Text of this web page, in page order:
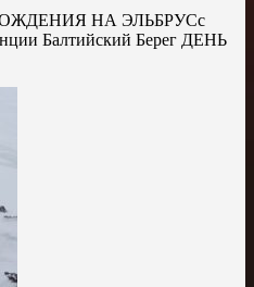
НА ЭЛЬБРУСс
Балтийский Берег ДЕНЬ